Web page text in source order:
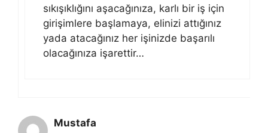
sıkışıklığını aşacağınıza, karlı bir iş için
girişimlere başlamaya, elinizi attığınız
yada atacağınız her işinizde başarılı
olacağınıza işarettir…
Mustafa